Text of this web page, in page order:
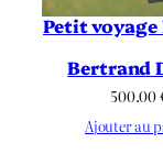
Petit
Bertrand
500.00
Ajouter au